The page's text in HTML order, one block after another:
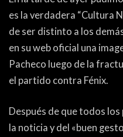
PARTIDOS
CONTENIDOS
COLUMNAS
ENTREVISTAS
es la verdadera “Cultura
de ser distinto a los
en su web oficial una
Pacheco luego de la
el partido contra Fénix.
Después de que todos
la noticia y del «buen